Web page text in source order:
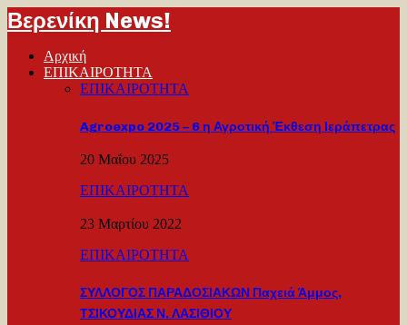
Βερενίκη News!
Αρχική
ΕΠΙΚΑΙΡΟΤΗΤΑ
ΕΠΙΚΑΙΡΟΤΗΤΑ
Agroexpo 2025 – 6 η Αγροτική Έκθεση Ιεράπετρας
20 Μαΐου 2025
ΕΠΙΚΑΙΡΟΤΗΤΑ
23 Μαρτίου 2022
ΕΠΙΚΑΙΡΟΤΗΤΑ
ΣΥΛΛΟΓΟΣ ΠΑΡΑΔΟΣΙΑΚΩΝ Παχειά Άμμος,
ΤΣΙΚΟΥΔΙΑΣ Ν. ΛΑΣΙΘΙΟΥ